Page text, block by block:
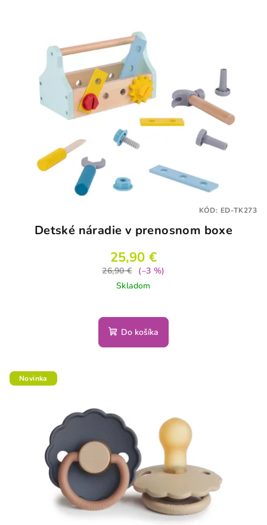
Detské náradie v prenosnom boxe
25,90 €
26,90 €
(–3 %)
Skladom
Do košíka
KÓD: ED-TK273
Novinka